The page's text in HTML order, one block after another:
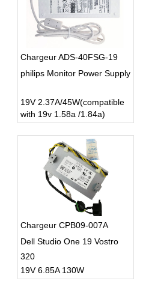
Chargeur ADS-40FSG-19
philips Monitor Power Supply
19V 2.37A/45W(compatible
with 19v 1.58a /1.84a)
Chargeur CPB09-007A
Dell Studio One 19 Vostro
320
19V 6.85A 130W